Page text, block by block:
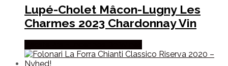
Lupé-Cholet Mâcon-Lugny Les
Charmes 2023 Chardonnay Vin